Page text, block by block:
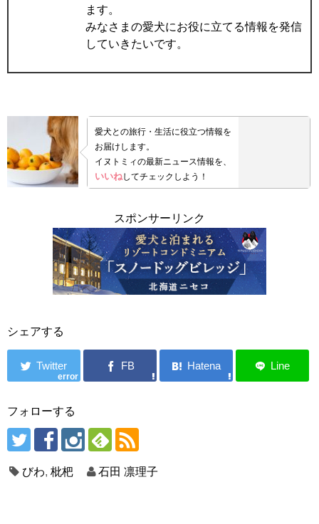
ます。
みなさまの愛犬にお役に立てる情報を発信
していきたいです。
愛犬との旅行・生活に役立つ情報を
お届けします。
イヌトミィの最新ニュース情報を、
いいねしてチェックしよう！
スポンサーリンク
シェアする
error
フォローする
びわ, 枇杷 石田 凛理子